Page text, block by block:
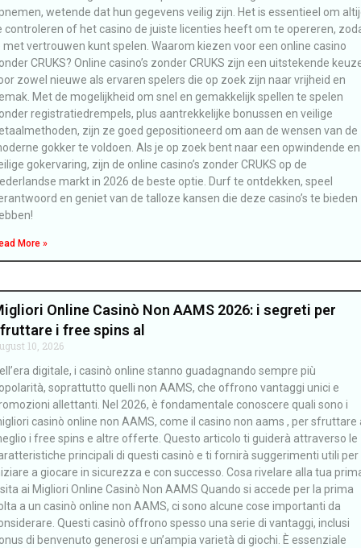
wetende dat hun gegevens veilig zijn. Het is essentieel om
controleren of het casino de juiste licenties heeft om te opereren,
met vertrouwen kunt spelen. Waarom kiezen voor een online casino
CRUKS? Online casino’s zonder CRUKS zijn een uitstekende
zowel nieuwe als ervaren spelers die op zoek zijn naar vrijheid en
Met de mogelijkheid om snel en gemakkelijk spellen te spelen
registratiedrempels, plus aantrekkelijke bonussen en veilige
zijn ze goed gepositioneerd om aan de wensen van de
gokker te voldoen. Als je op zoek bent naar een opwindende en
gokervaring, zijn de online casino’s zonder CRUKS op de
markt in 2026 de beste optie. Durf te ontdekken, speel
en geniet van de talloze kansen die deze casino’s te bieden
More »
Online Casinò Non AAMS 2026: i segreti per
i free spins al
10, 2026
digitale, i casinò online stanno guadagnando sempre più
soprattutto quelli non AAMS, che offrono vantaggi unici e
allettanti. Nel 2026, è fondamentale conoscere quali sono i
casinò online non AAMS, come il casino non aams , per sfruttare
i free spins e altre offerte. Questo articolo ti guiderà attraverso le
principali di questi casinò e ti fornirà suggerimenti utili per
a giocare in sicurezza e con successo. Cosa rivelare alla tua
ai Migliori Online Casinò Non AAMS Quando si accede per la prima
a un casinò online non AAMS, ci sono alcune cose importanti da
Questi casinò offrono spesso una serie di vantaggi, inclusi
di benvenuto generosi e un’ampia varietà di giochi. È essenziale